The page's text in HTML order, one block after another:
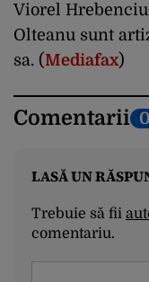
Viorel
Olteanu sunt
sa. (Mediafax)
Comentarii 0
LASĂ UN
Trebuie să fii
comentariu.